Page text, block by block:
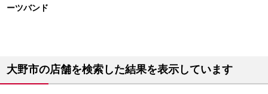
ーツバンド
大野市の店舗を検索した結果を表示しています